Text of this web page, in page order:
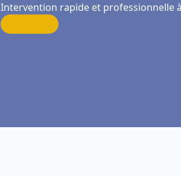
Intervention rapide et professionnelle